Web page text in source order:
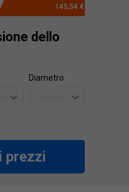
145,54 €
dello
Diametro
prezzi